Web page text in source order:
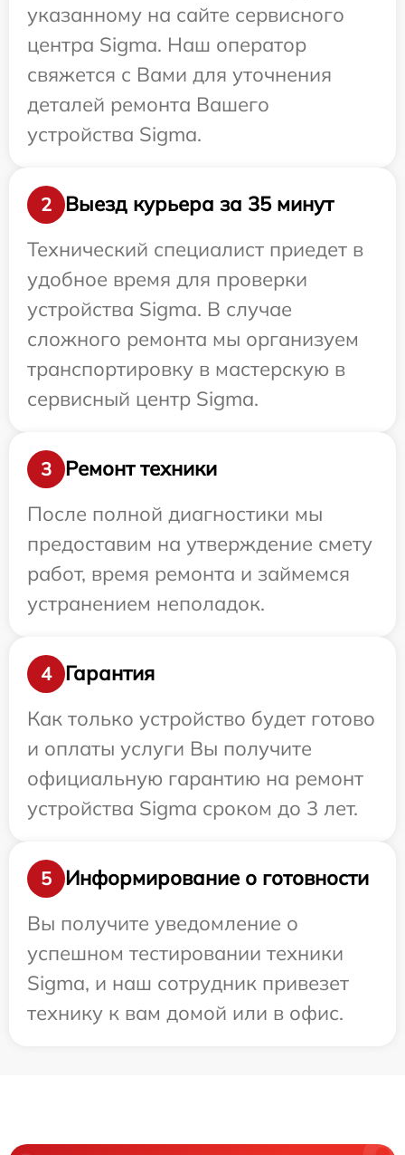
указанному на сайте сервисного
центра Sigma. Наш оператор
свяжется с Вами для уточнения
деталей ремонта Вашего
устройства Sigma.
2
Выезд курьера за 35 минут
Технический специалист приедет в
удобное время для проверки
устройства Sigma. В случае
сложного ремонта мы организуем
транспортировку в мастерскую в
сервисный центр Sigma.
3
Ремонт техники
После полной диагностики мы
предоставим на утверждение смету
работ, время ремонта и займемся
устранением неполадок.
4
Гарантия
Как только устройство будет готово
и оплаты услуги Вы получите
официальную гарантию на ремонт
устройства Sigma сроком до 3 лет.
5
Информирование о готовности
Вы получите уведомление о
успешном тестировании техники
Sigma, и наш сотрудник привезет
технику к вам домой или в офис.